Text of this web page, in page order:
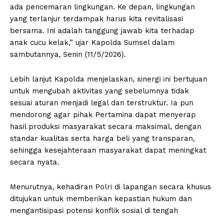
ada pencemaran lingkungan. Ke depan, lingkungan
yang terlanjur terdampak harus kita revitalisasi
bersama. Ini adalah tanggung jawab kita terhadap
anak cucu kelak,” ujar Kapolda Sumsel dalam
sambutannya, Senin (11/5/2026).
Lebih lanjut Kapolda menjelaskan, sinergi ini bertujuan
untuk mengubah aktivitas yang sebelumnya tidak
sesuai aturan menjadi legal dan terstruktur. Ia pun
mendorong agar pihak Pertamina dapat menyerap
hasil produksi masyarakat secara maksimal, dengan
standar kualitas serta harga beli yang transparan,
sehingga kesejahteraan masyarakat dapat meningkat
secara nyata.
Menurutnya, kehadiran Polri di lapangan secara khusus
ditujukan untuk memberikan kepastian hukum dan
mengantisipasi potensi konflik sosial di tengah